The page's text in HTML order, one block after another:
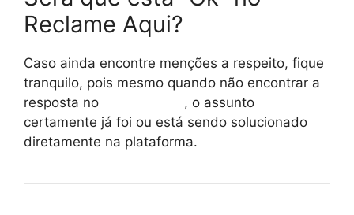
Reclame Aqui?
Caso ainda encontre menções a respeito, fique
tranquilo, pois mesmo quando não encontrar a
resposta no
, o assunto
certamente já foi ou está sendo solucionado
diretamente na plataforma.